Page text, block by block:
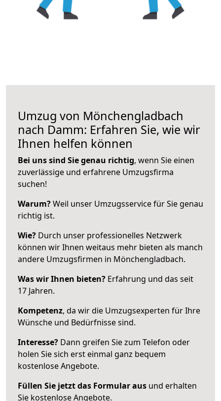
Umzug von Mönchengladbach
nach Damm: Erfahren Sie, wie wir
Ihnen helfen können
Bei uns sind Sie genau richtig, wenn Sie einen
zuverlässige und erfahrene Umzugsfirma
suchen!
Warum?Weil unser Umzugsservice für Sie genau
richtig ist.
Wie? Durch unser professionelles Netzwerk
können wir Ihnen weitaus mehr bieten als manch
andere Umzugsfirmen in Mönchengladbach.
Was wir Ihnen bieten? Erfahrung und das seit
17 Jahren.
Kompetenz, da wir die Umzugsexperten für Ihre
Wünsche und Bedürfnisse sind.
Interesse? Dann greifen Sie zum Telefon oder
holen Sie sich erst einmal ganz bequem
kostenlose Angebote.
Füllen Sie jetzt das Formular aus und erhalten
Sie kostenlose Angebote.